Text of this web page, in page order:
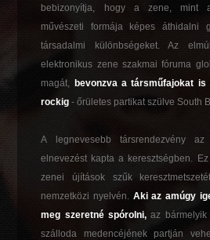
bebizonyítja, hogy a zene, mint
művészeti formája képes áthidalni
társadalmi különbségeket. Az
elektronikus zene szakmai fóruma
magát, bevonzva a társműfajokat
rockig- őrületes partikat szülve South
A legnevesebb társrendezvény
elnevezést kapta a keresztségben.
zenei újítások szűk
nemzetközi nyelvén. Aki az amúgy
meg szeretné spórolni,az
szálloda medencéjének partján